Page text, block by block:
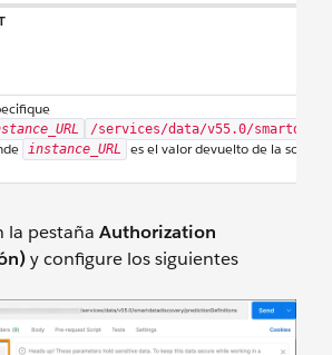
/services/data/v55.0/
instance_URL es el valor devuelto de la
la pestaña Authorization
y configure los siguientes